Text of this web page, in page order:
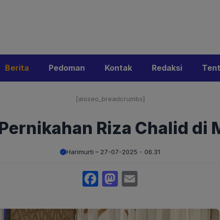
Berita Pedoman Kontak Redaksi
[aioseo_breadcrumbs]
Riza Chalid di
Harimurti 27-07-2025 - 06.31
Facebook
Mastodon